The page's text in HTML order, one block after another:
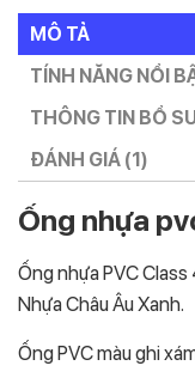
MÔ TẢ
TÍNH NĂNG NỔI
THÔNG TIN BỔ
ĐÁNH GIÁ (1)
Ống nhựa
Ống nhựa PVC
Nhựa Châu Âu Xanh.
Ống PVC màu ghi